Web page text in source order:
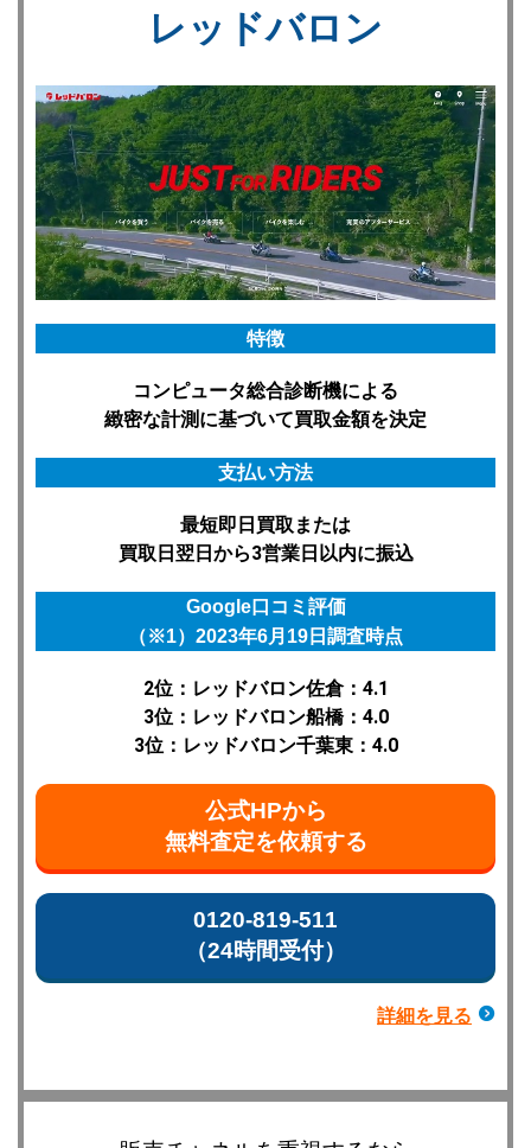
レッドバロン
特徴
コンピュータ総合診断機による
緻密な計測に基づいて買取金額を決定
支払い方法
最短即日買取または
買取日翌日から3営業日以内に振込
Google口コミ評価
（※1）2023年6月19日調査時点
2位：レッドバロン佐倉：4.1
3位：レッドバロン船橋：4.0
3位：レッドバロン千葉東：4.0
公式HPから
無料査定を依頼する
0120-819-511
（24時間受付）
詳細を見る